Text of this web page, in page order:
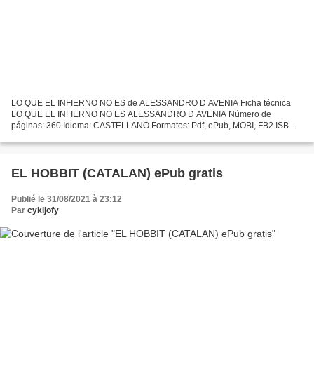
LO QUE EL INFIERNO NO ES de ALESSANDRO D AVENIA Ficha técnica
LO QUE EL INFIERNO NO ES ALESSANDRO D AVENIA Número de
páginas: 360 Idioma: CASTELLANO Formatos: Pdf, ePub, MOBI, FB2 ISBN:
EL HOBBIT (CATALAN) ePub gratis
Publié le 31/08/2021 à 23:12
Par cykijofy